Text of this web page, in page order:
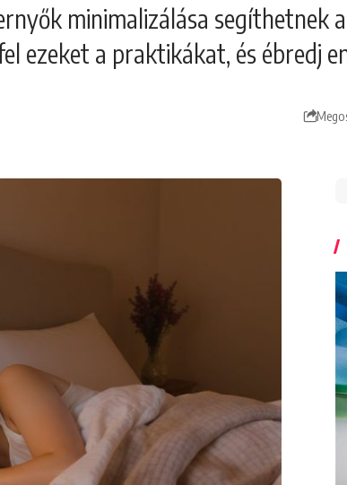
minimalizálása segíthetnek
ezeket a praktikákat, és ébredj